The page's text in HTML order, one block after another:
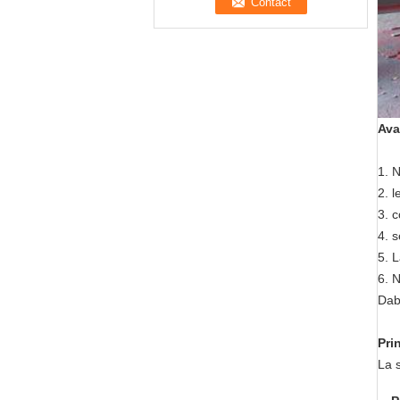
1.
2.
3.
4.
5.
6.
La